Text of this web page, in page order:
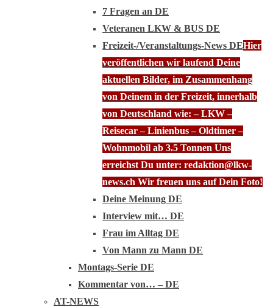
7 Fragen an DE
Veteranen LKW & BUS DE
Freizeit-/Veranstaltungs-News DEHier
veröffentlichen wir laufend Deine
aktuellen Bilder, im Zusammenhang
von Deinem in der Freizeit, innerhalb
von Deutschland wie: – LKW –
Reisecar – Linienbus – Oldtimer –
Wohnmobil ab 3.5 Tonnen Uns
erreichst Du unter: redaktion@lkw-
news.ch Wir freuen uns auf Dein Foto!
Deine Meinung DE
Interview mit… DE
Frau im Alltag DE
Von Mann zu Mann DE
Montags-Serie DE
Kommentar von… – DE
AT-NEWS